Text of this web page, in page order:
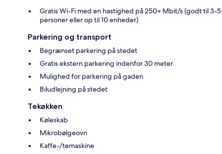
Gratis Wi-Fi med en hastighed på 250+ Mbit/s (godt til 3-5
personer eller op til 10 enheder)
Parkering og transport
Begrænset parkering på stedet
Gratis ekstern parkering indenfor 30 meter
Mulighed for parkering på gaden
Biludlejning på stedet
Tekøkken
Køleskab
Mikrobølgeovn
Kaffe-/temaskine